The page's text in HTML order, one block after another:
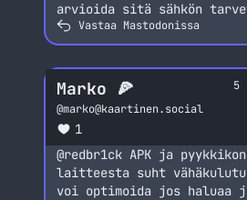
arvioida sitä sähkön
Vastaa Mastodonissa
Marko 🍕
@marko@kaartinen.social
1
5
@redbr1ck APK ja
laitteesta suht
voi optimoida jos